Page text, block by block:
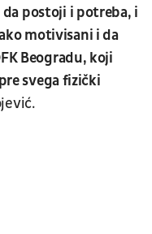
da postoji i potreba, i
motivisani i da
Beogradu, koji
svega fizički